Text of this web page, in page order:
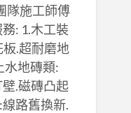
隊施工師傅
: 1.木工裝
.超耐磨地
水地磚類:
.磁磚凸起
路舊換新.